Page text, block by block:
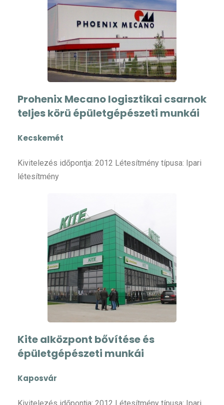
Prohenix Mecano logisztikai csarnok
teljes körü épületgépészeti munkái
Kecskemét
Kivitelezés időpontja: 2012 Létesítmény típusa: Ipari
létesítmény
Kite alközpont bővítése és
épületgépészeti munkái
Kaposvár